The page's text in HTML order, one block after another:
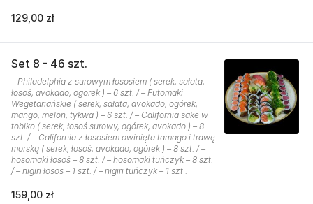
129,00 zł
Set 8 - 46 szt.
– Philadelphia z surowym łososiem ( serek, sałata,
łosoś, avokado, ogorek ) – 6 szt. / – Futomaki
Wegetariańskie ( serek, sałata, avokado, ogórek,
mango, melon, tykwa ) – 6 szt. / – California sake w
tobiko ( serek, łosoś surowy, ogórek, avokado ) – 8
szt. / – California z łososiem owinięta tamago i trawę
morską ( serek, łosoś, avokado, ogórek ) – 8 szt. / –
hosomaki łosoś – 8 szt. / – hosomaki tuńczyk – 8 szt.
/ – nigiri łosos – 1 szt. / – nigiri tuńczyk – 1 szt .
159,00 zł